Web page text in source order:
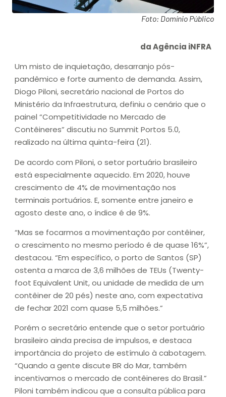
Foto: Domínio Público
da Agência iNFRA
Um misto de inquietação, desarranjo pós-
pandêmico e forte aumento de demanda. Assim,
Diogo Piloni, secretário nacional de Portos do
Ministério da Infraestrutura, definiu o cenário que o
painel “Competitividade no Mercado de
Contêineres” discutiu no Summit Portos 5.0,
realizado na última quinta-feira (21).
De acordo com Piloni, o setor portuário brasileiro
está especialmente aquecido. Em 2020, houve
crescimento de 4% de movimentação nos
terminais portuários. E, somente entre janeiro e
agosto deste ano, o índice é de 9%.
“Mas se focarmos a movimentação por contêiner,
o crescimento no mesmo período é de quase 16%”,
destacou. “Em específico, o porto de Santos (SP)
ostenta a marca de 3,6 milhões de TEUs (Twenty-
foot Equivalent Unit, ou unidade de medida de um
contêiner de 20 pés) neste ano, com expectativa
de fechar 2021 com quase 5,5 milhões.”
Porém o secretário entende que o setor portuário
brasileiro ainda precisa de impulsos, e destaca
importância do projeto de estímulo à cabotagem.
“Quando a gente discute BR do Mar, também
incentivamos o mercado de contêineres do Brasil.”
Piloni também indicou que a consulta pública para